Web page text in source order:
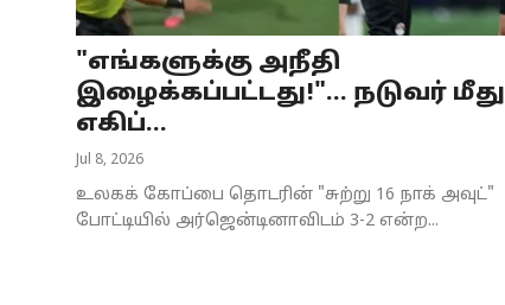
Tamilnadu
National
Astrology
"எங்களுக்கு அநீதி
இழைக்கப்பட்டது!"... நடுவர் மீது
எகிப்...
Jul 8, 2026
உலகக் கோப்பை தொடரின் "சுற்று 16 நாக் அவுட்"
போட்டியில் அர்ஜென்டினாவிடம் 3-2 என்ற...